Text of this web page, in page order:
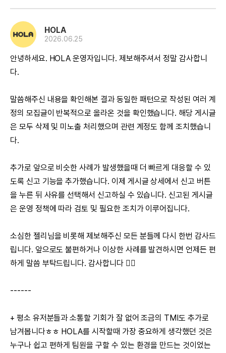
HOLA
2026.06.25
안녕하세요. HOLA 운영자입니다. 제보해주셔서 정말 감사합니
다.
말씀해주신 내용을 확인해본 결과 동일한 패턴으로 작성된 여러 계
정의 모집글이 반복적으로 올라온 것을 확인했습니다. 해당 게시글
은 모두 삭제 및 미노출 처리했으며 관련 계정도 함께 조치했습니
다.
추가로 앞으로 비슷한 사례가 발생했을때 더 빠르게 대응할 수 있
도록 신고 기능을 추가했습니다. 이제 게시글 상세에서 신고 버튼
을 누른 뒤 사유를 선택해서 신고하실 수 있습니다. 신고된 게시글
은 운영 정책에 따라 검토 및 필요한 조치가 이루어집니다.
소심한 젤리님을 비롯해 제보해주신 모든 분들께 다시 한번 감사드
립니다. 앞으로도 불편하거나 이상한 사례를 발견하시면 언제든 편
하게 말씀 부탁드립니다. 감사합니다 🙇‍♂️
------
+ 평소 유저분들과 소통할 기회가 잘 없어 조금의 TMI도 추가로
남겨봅니다ㅎㅎ HOLA를 시작할때 가장 중요하게 생각했던 것은
누구나 쉽고 편하게 팀원을 구할 수 있는 환경을 만드는 것이었는